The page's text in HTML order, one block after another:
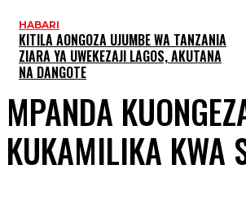
HABARI
KITILA AONGOZA UJUMBE WA TANZANIA
ZIARA YA UWEKEZAJI LAGOS, AKUTANA
NA DANGOTE
MPANDA
KUKAMILIKA KWA